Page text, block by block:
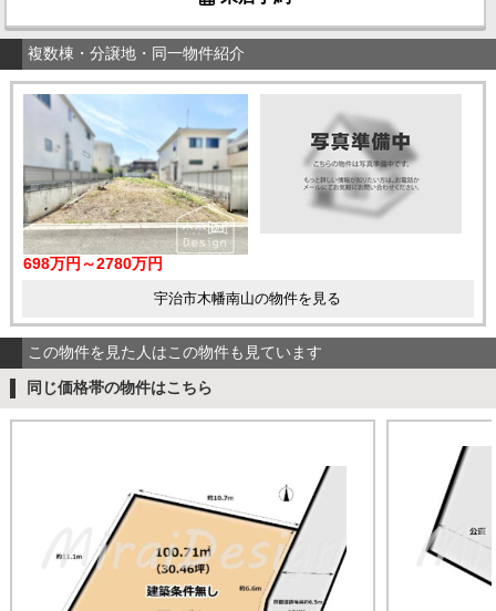
複数棟・分譲地・同一物件紹介
698万円～2780万円
宇治市木幡南山の物件を見る
この物件を見た人はこの物件も見ています
同じ価格帯の物件はこちら